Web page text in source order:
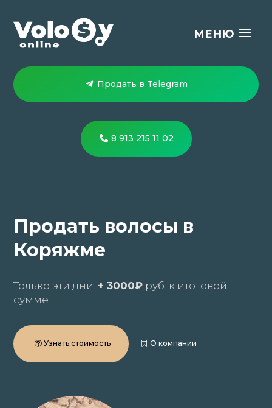
Продать в Telegram
8 913 215 11 02
Продать волосы в
Коряжме
Только эти дни: + 3000₽ руб. к итоговой
сумме!
Узнать стоимость О компании